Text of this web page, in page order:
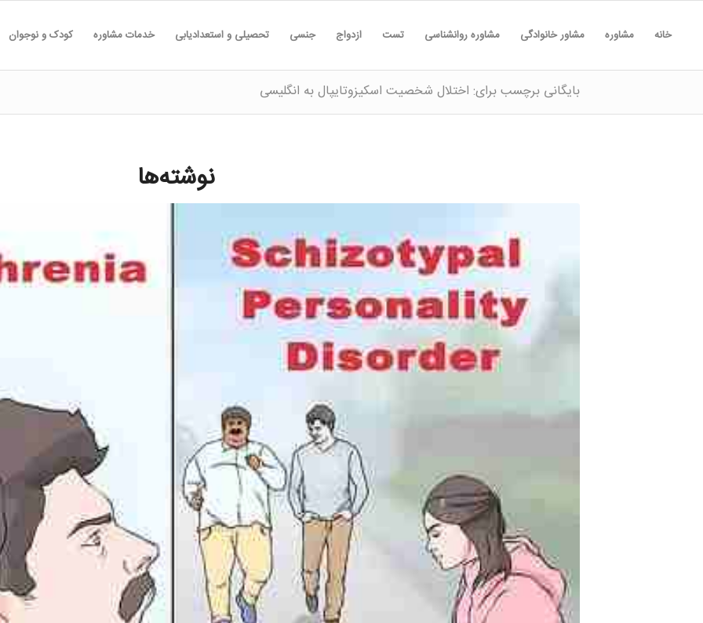
خانه مشاوره مشاور خانوادگی مشاوره روانشناسی تست ازدواج جنسی تحصیلی و استعدادیابی خدمات مشاوره کودک و نوجوان
بایگانی برچسب برای: اختلال شخصیت اسکیزوتایپال به انگلیسی
نوشته‌ها